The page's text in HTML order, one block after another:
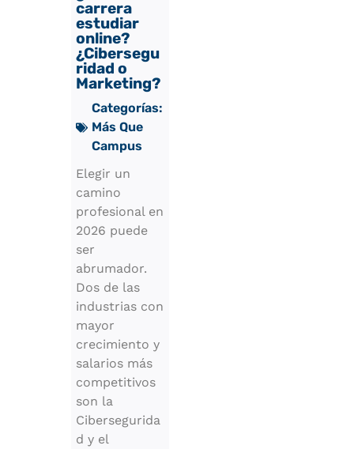
carrera
estudiar
online?
¿Cibersegu
ridad o
Marketing?
Categorías:
Más Que
Campus
Elegir un
camino
profesional en
2026 puede
ser
abrumador.
Dos de las
industrias con
mayor
crecimiento y
salarios más
competitivos
son la
Cibersegurida
d y el